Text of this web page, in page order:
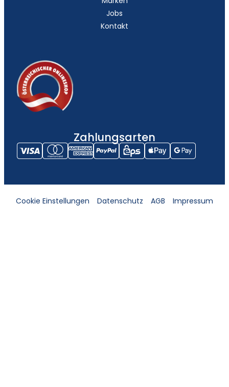
Jobs
Kontakt
Zahlungsarten
Cookie Einstellungen Datenschutz AGB Impressum